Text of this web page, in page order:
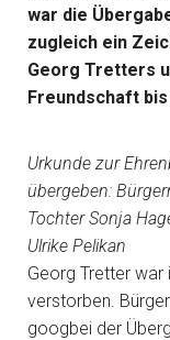
war die
zugleich ein
Georg Tretters
Freundschaft
Urkunde zur
übergeben:
Tochter Sonja
Ulrike Pelikan
Georg Tretter
verstorben.
googbei der